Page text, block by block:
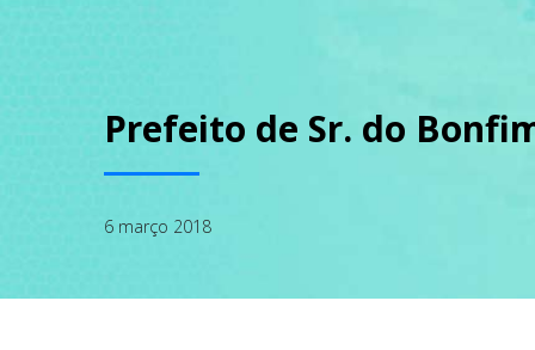
Prefeito de Sr. do
6 março 2018